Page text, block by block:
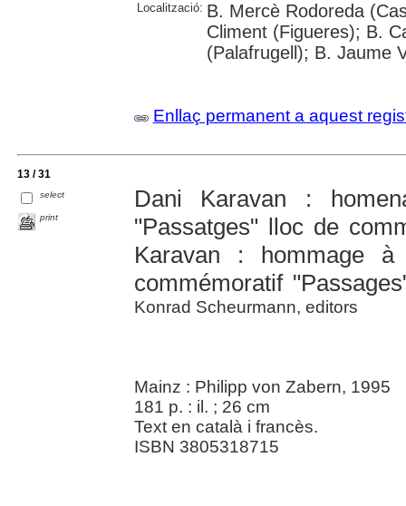
Localització: B. Mercè Rodoreda
Climent (Figueres); B.
(Palafrugell); B. Jaume
Enllaç permanent a aquest
13 / 31
select
print
Dani Karavan :
"Passatges" lloc de
Karavan : hommage
commémoratif
Konrad Scheurmann, editors
Mainz : Philipp von Zabern, 1995
181 p. : il. ; 26 cm
Text en català i francès.
ISBN 3805318715